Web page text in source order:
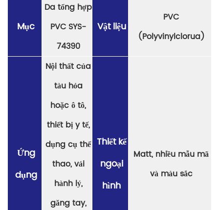
Mục
Da tổng hợp
PVC SYS-
74390
Vật liệu
PVC
(Polyvinylclorua)
Ứng
dụng
Nội thất của
tàu hỏa
hoặc ô tô,
thiết bị y tế,
dụng cụ thể
thao, vải
hành lý,
găng tay,
Thiết kế
ngoại
hình
Matt, nhiều mẫu mã
và màu sắc